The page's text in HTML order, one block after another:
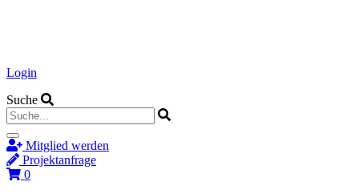
Login
Suche
Mitglied werden
Projektanfrage
0